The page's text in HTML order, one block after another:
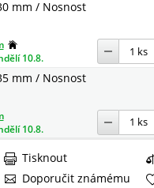
mm / Nosnost
10.8.
mm / Nosnost
10.8.
Doporučit známému
Tisknout